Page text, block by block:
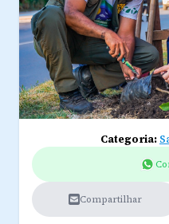
Categoria:
Compartilhar